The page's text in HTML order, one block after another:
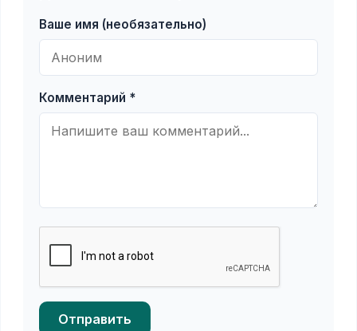
Ваше имя (необязательно)
Комментарий *
Отправить